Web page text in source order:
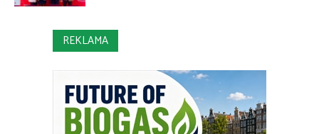
REKLAMA